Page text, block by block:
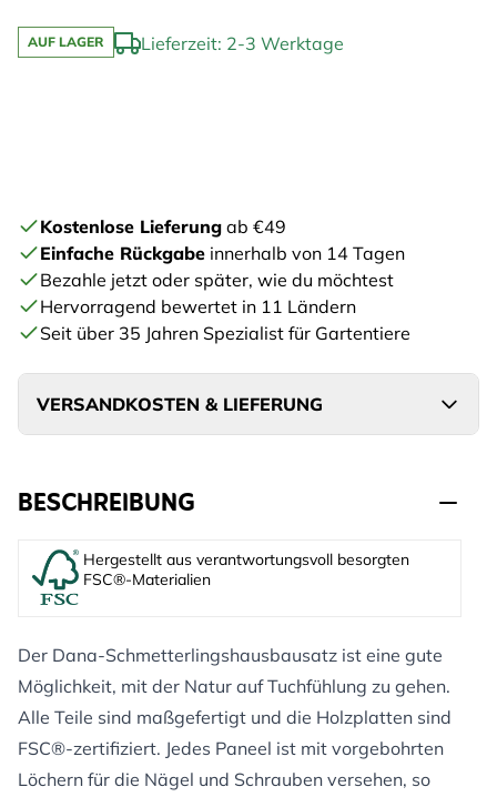
AUF LAGER Lieferzeit: 2-3 Werktage
Kostenlose Lieferung ab €49
Einfache Rückgabe innerhalb von 14 Tagen
Bezahle jetzt oder später, wie du möchtest
Hervorragend bewertet in 11 Ländern
Seit über 35 Jahren Spezialist für Gartentiere
VERSANDKOSTEN & LIEFERUNG
BESCHREIBUNG
Hergestellt aus verantwortungsvoll besorgten
FSC®-Materialien
Der Dana-Schmetterlingshausbausatz ist eine gute
Möglichkeit, mit der Natur auf Tuchfühlung zu gehen.
Alle Teile sind maßgefertigt und die Holzplatten sind
FSC®-zertifiziert. Jedes Paneel ist mit vorgebohrten
Löchern für die Nägel und Schrauben versehen, so